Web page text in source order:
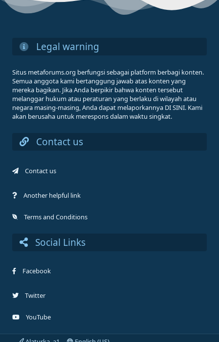
Legal warning
Situs metaforums.org berfungsi sebagai platform berbagi konten.
Semua anggota kami bertanggung jawab atas konten yang
mereka bagikan. Jika Anda berpikir bahwa konten tersebut
melanggar hukum atau peraturan yang berlaku di wilayah atau
negara masing-masing, Anda dapat melaporkannya DI SINI. Kami
akan berusaha untuk merespons dalam waktu singkat.
Contact us
Contact us
Another helpful link
Terms and Conditions
Social Links
Facebook
Twitter
YouTube